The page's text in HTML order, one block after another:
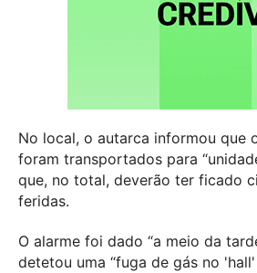
No local, o autarca informou que
foram transportados para
que, no total, deverão ter ficado
feridas.
O alarme foi dado “a meio da
detetou uma “fuga de gás no